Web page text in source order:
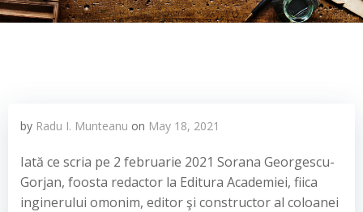
by Radu I. Munteanu on May 18, 2021
Iată ce scria pe 2 februarie 2021 Sorana Georgescu-
Gorjan, foosta redactor la Editura Academiei, fiica
inginerului omonim, editor şi constructor al coloanei